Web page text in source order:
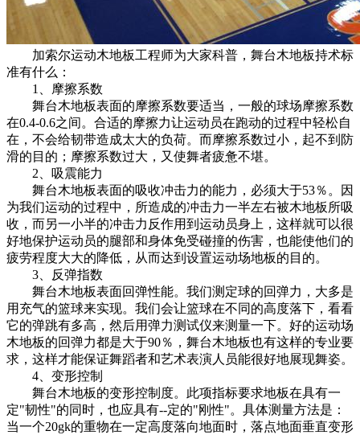
加索尔运动木地板工程师为大家科普，舞台木地板持术标
准有什么：
1、摩擦系数
舞台木地板表面的摩擦系数要适当，一般的球场摩擦系数
在0.4-0.6之间。合适的摩擦力让运动员在跑动的过程中轻松自
在，不会给韧带造成太大的负荷。而摩擦系数过小，起不到防
滑的目的；摩擦系数过大，又使舞者疲惫不堪。
2、吸震能力
舞台木地板表面的吸收冲击力的能力，必须大于53％。因
为我们运动的过程中，所造成的冲击力一半左右被木地板所吸
收，而另一小半的冲击力反作用到运动员身上，这样就可以很
好地保护运动员的腿部和身体免受碰撞的伤害，也能使他们的
疲劳程度大大的降低，从而达到设置运动场地板的目的。
3、反弹指数
舞台木地板表面回弹性能。我们测定球的回弹力，大多是
用充气的篮球来实现。我们会让篮球在不同的高度落下，看看
它的弹跳有多高，然后用弹力测试仪来测量一下。好的运动场
木地板的回弹力都是大于90％，舞台木地板也有这样的专业要
求，这样才能保证舞蹈者和艺术表演人员能很好地展现舞姿。
4、变形控制
舞台木地板的变形控制度。此项指标要求地板在具有一
定"韧性"的同时，也应具有--定的"刚性"。具体测量方法是：
当一个20gk的重物在一定高度落向地面时，落点地面垂直变形